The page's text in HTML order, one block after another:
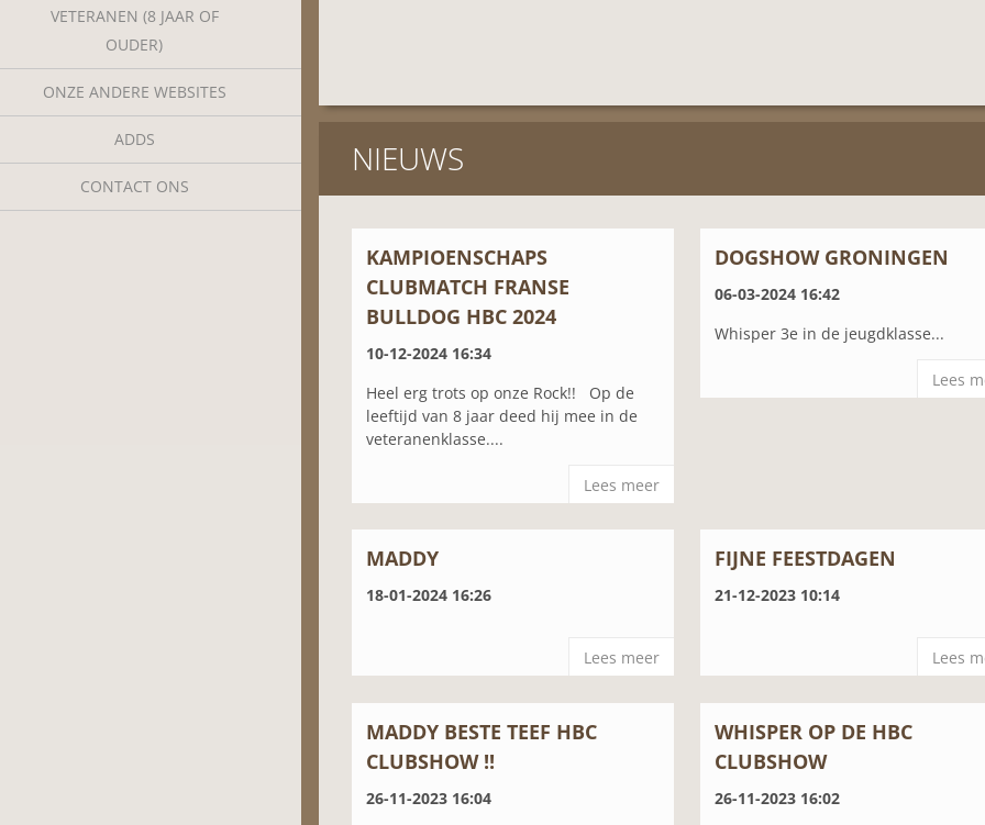
VETERANEN (8 JAAR OF
OUDER)
ONZE ANDERE WEBSITES
ADDS
CONTACT ONS
NIEUWS
KAMPIOENSCHAPS
CLUBMATCH FRANSE
BULLDOG HBC 2024
10-12-2024 16:34
Heel erg trots op onze Rock!! Op de
leeftijd van 8 jaar deed hij mee in de
veteranenklasse....
Lees meer
DOGSHOW GRONINGEN
06-03-2024 16:42
Whisper 3e in de jeugdklasse...
Lees
MADDY
18-01-2024 16:26
Lees meer
FIJNE FEESTDAGEN
21-12-2023 10:14
Lees
MADDY BESTE TEEF HBC
CLUBSHOW !!
26-11-2023 16:04
WHISPER OP DE HBC
CLUBSHOW
26-11-2023 16:02